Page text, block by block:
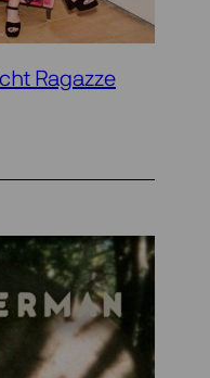
Ragazze